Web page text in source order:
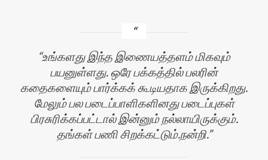
உங்களது இந்த இணையத்தளம் மிகவும்
பயனுள்ளது. ஒரே பக்கத்தில் பலரின்
கதைகளையும் பார்க்கக் கூடியதாக இருக்கிறது.
மேலும் பல படைப்பாளிகளினது படைப்புகள்
பிரசுரிக்கப்பட்டால் இன்னும் நல்லாயிருக்கும்.
தங்கள் பணி சிறக்கட்டும்.நன்றி.